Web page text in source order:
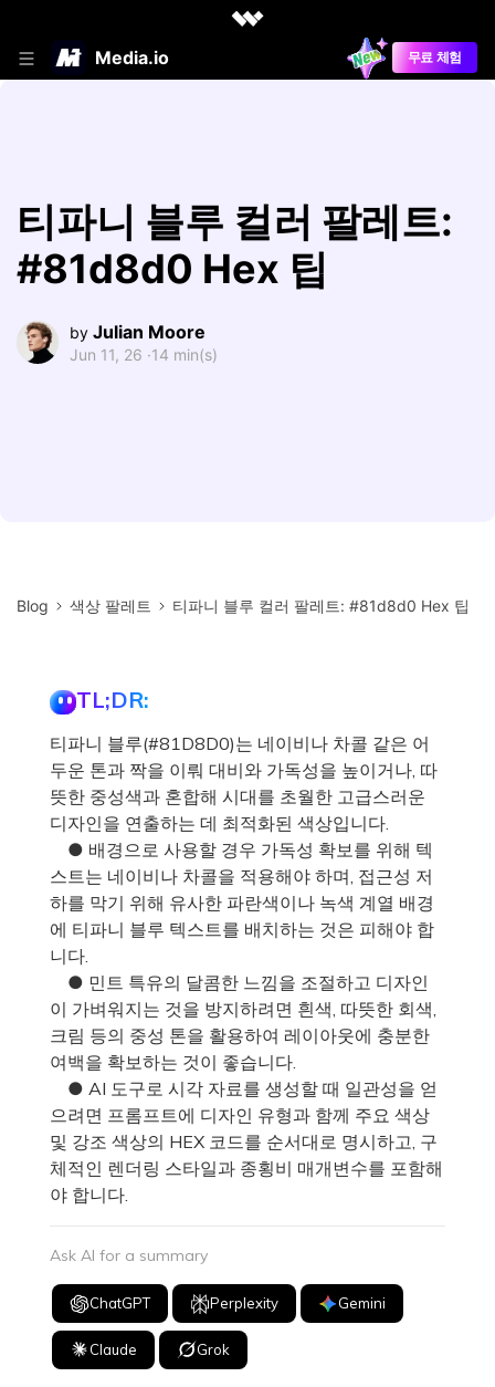
Media.io 무료 체험
티파니 블루 컬러 팔레트:
#81d8d0 Hex 팁
by Julian Moore
Jun 11, 26 ·14 min(s)
Blog 색상 팔레트 티파니 블루 컬러 팔레트: #81d8d0 Hex 팁
TL;DR:
티파니 블루(#81D8D0)는 네이비나 차콜 같은 어
두운 톤과 짝을 이뤄 대비와 가독성을 높이거나, 따
뜻한 중성색과 혼합해 시대를 초월한 고급스러운
디자인을 연출하는 데 최적화된 색상입니다.
● 배경으로 사용할 경우 가독성 확보를 위해 텍
스트는 네이비나 차콜을 적용해야 하며, 접근성 저
하를 막기 위해 유사한 파란색이나 녹색 계열 배경
에 티파니 블루 텍스트를 배치하는 것은 피해야 합
니다.
● 민트 특유의 달콤한 느낌을 조절하고 디자인
이 가벼워지는 것을 방지하려면 흰색, 따뜻한 회색,
크림 등의 중성 톤을 활용하여 레이아웃에 충분한
여백을 확보하는 것이 좋습니다.
● AI 도구로 시각 자료를 생성할 때 일관성을 얻
으려면 프롬프트에 디자인 유형과 함께 주요 색상
및 강조 색상의 HEX 코드를 순서대로 명시하고, 구
체적인 렌더링 스타일과 종횡비 매개변수를 포함해
야 합니다.
Ask AI for a summary
ChatGPT Perplexity Gemini
Claude Grok